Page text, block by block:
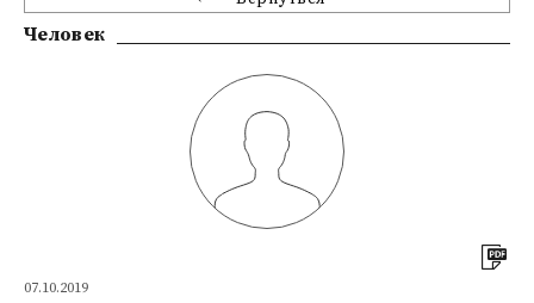
Человек
07.10.2019